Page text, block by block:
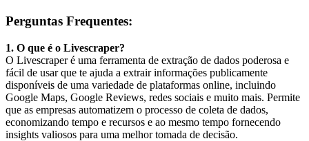
Perguntas Frequentes:
1. O que é o Livescraper?
O Livescraper é uma ferramenta de extração de dados poderosa e
fácil de usar que te ajuda a extrair informações publicamente
disponíveis de uma variedade de plataformas online, incluindo
Google Maps, Google Reviews, redes sociais e muito mais. Permite
que as empresas automatizem o processo de coleta de dados,
economizando tempo e recursos e ao mesmo tempo fornecendo
insights valiosos para uma melhor tomada de decisão.